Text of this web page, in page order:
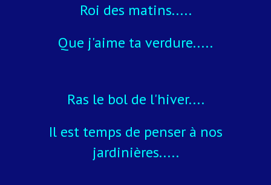
Roi des matins.....
Que j'aime ta verdure.....
Ras le bol de l'hiver....
Il est temps de penser à nos
jardinières.....